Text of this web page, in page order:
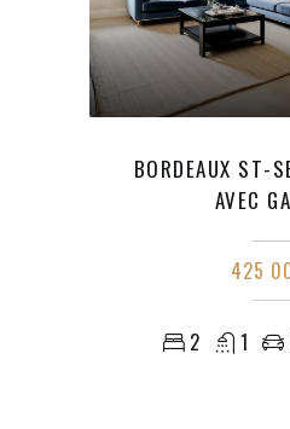
BORDEAUX ST-
AVEC
425
2 1